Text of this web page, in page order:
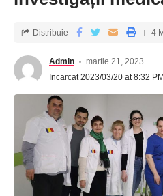
Admin
martie 21, 2023
Incarcat 2023/03/20 at 8:32 PM
Distribuie 4